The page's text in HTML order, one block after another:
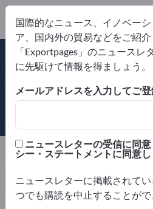
製造元 ドイツ
DIN EN ISO 9001:2015
DIN
DIN
国際的なニュース、イノベー
ア、国内外の貿易などをご紹
「Exportpages」のニュースレ
に先駆けて情報を得ましょう。
メールアドレスを入力してご登
ニュースレターの受信に同
シー・ステートメントに同意し
ニュースレターに掲載されて
つでも購読を中止することがで